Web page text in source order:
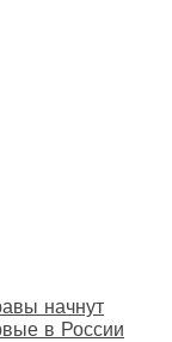
начнут
в России